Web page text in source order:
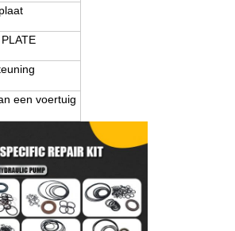
een voertuig